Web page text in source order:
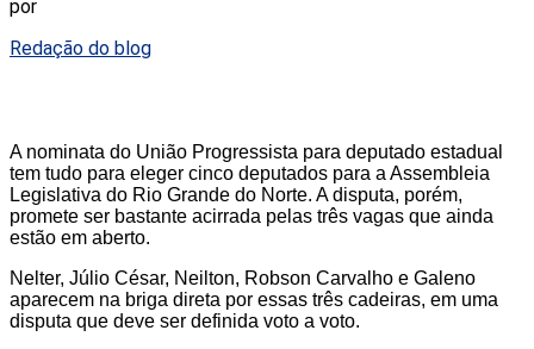
por
Redação do blog
A nominata do União Progressista para deputado estadual
tem tudo para eleger cinco deputados para a Assembleia
Legislativa do Rio Grande do Norte. A disputa, porém,
promete ser bastante acirrada pelas três vagas que ainda
estão em aberto.
Nelter, Júlio César, Neilton, Robson Carvalho e Galeno
aparecem na briga direta por essas três cadeiras, em uma
disputa que deve ser definida voto a voto.